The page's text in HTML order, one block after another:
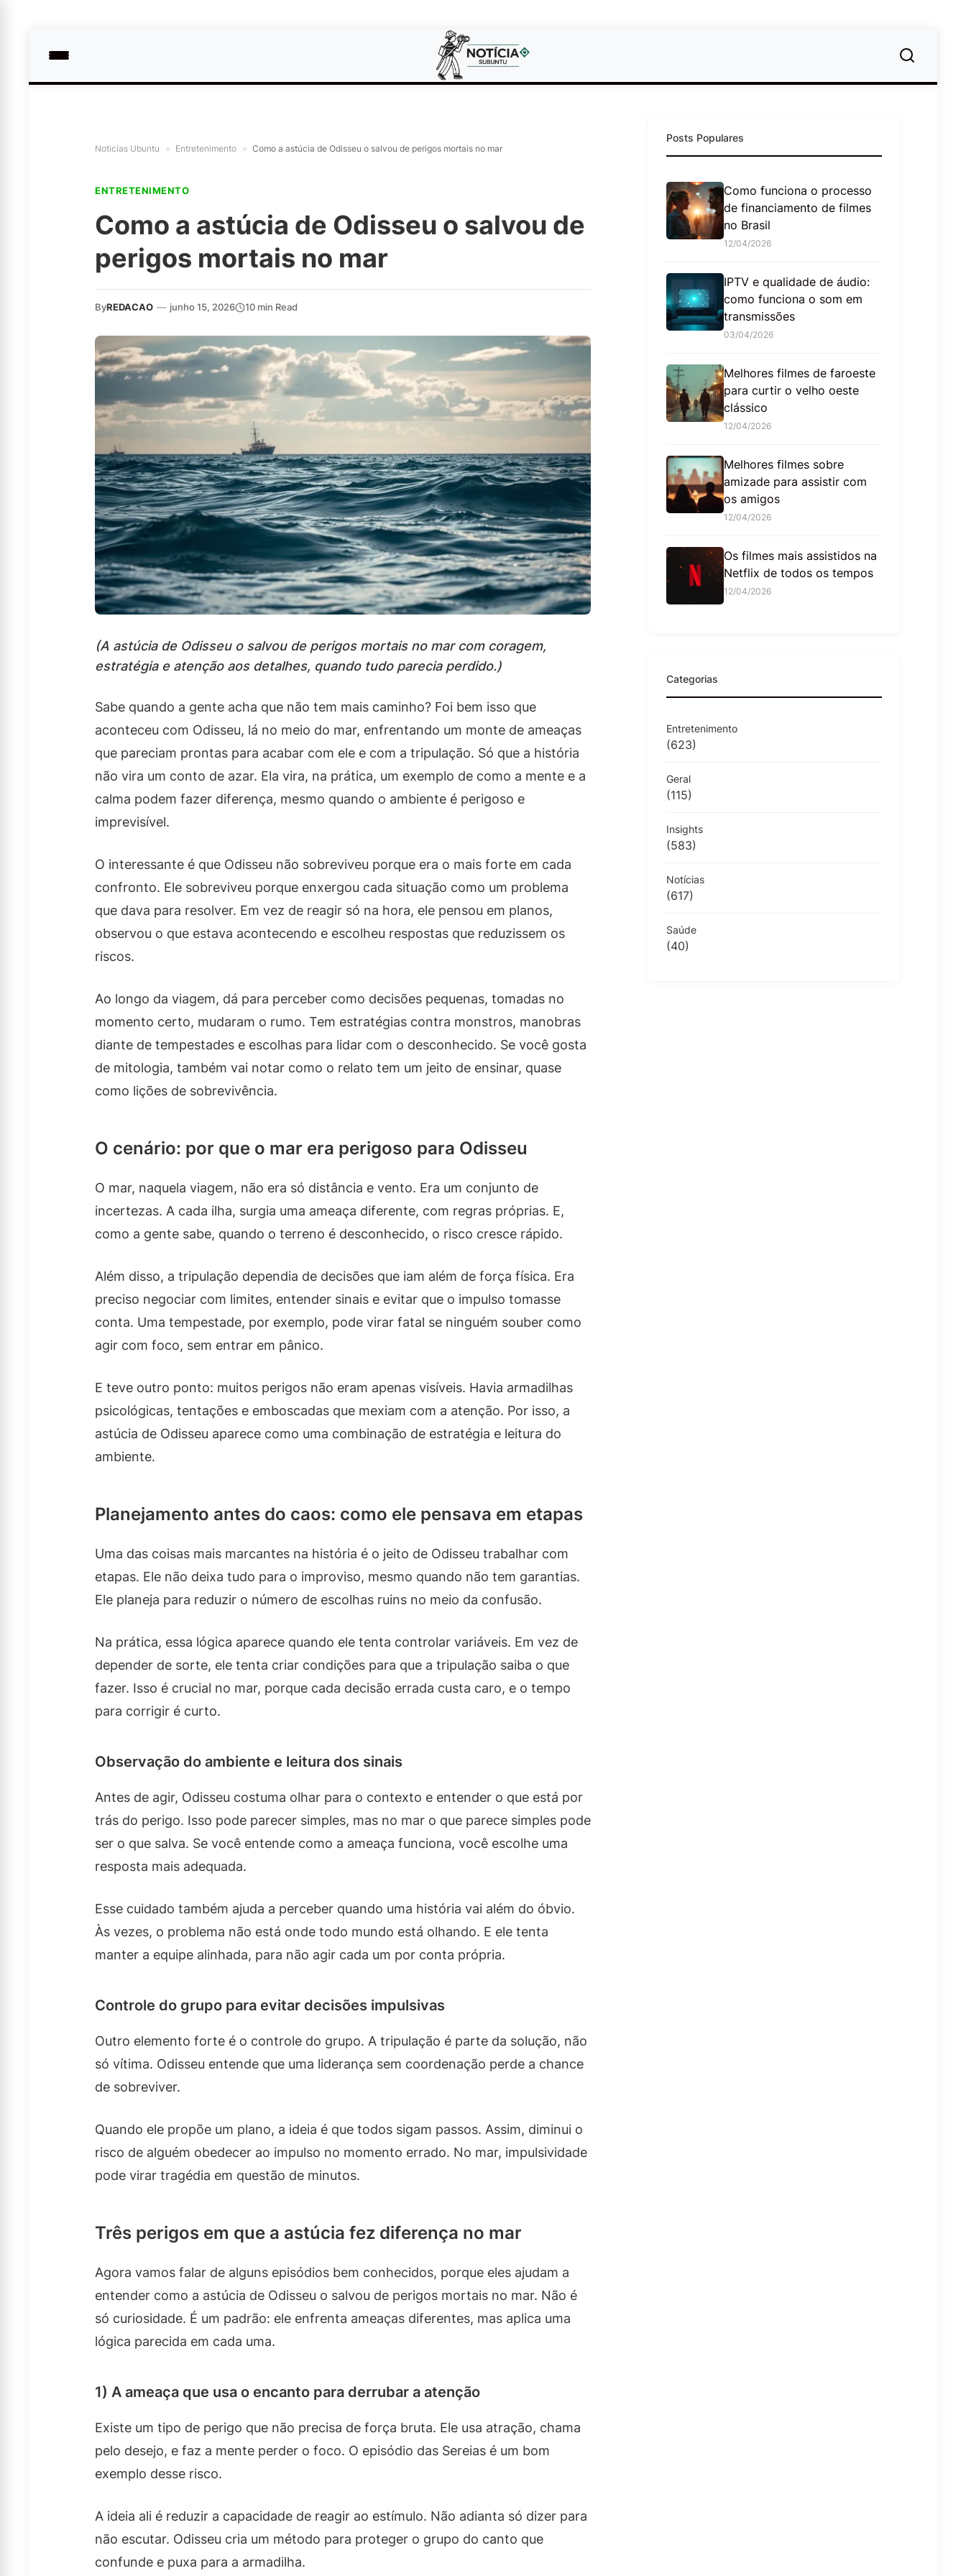
Noticias Ubuntu » Entretenimento » Como a astúcia de Odisseu o salvou de perigos mortais no mar
ENTRETENIMENTO
Como a astúcia de Odisseu o salvou de
perigos mortais no mar
ByREDACAO — junho 15, 2026 10 min Read
(A astúcia de Odisseu o salvou de perigos mortais no mar com coragem,
estratégia e atenção aos detalhes, quando tudo parecia perdido.)
Sabe quando a gente acha que não tem mais caminho? Foi bem isso que
aconteceu com Odisseu, lá no meio do mar, enfrentando um monte de ameaças
que pareciam prontas para acabar com ele e com a tripulação. Só que a história
não vira um conto de azar. Ela vira, na prática, um exemplo de como a mente e a
calma podem fazer diferença, mesmo quando o ambiente é perigoso e
imprevisível.
O interessante é que Odisseu não sobreviveu porque era o mais forte em cada
confronto. Ele sobreviveu porque enxergou cada situação como um problema
que dava para resolver. Em vez de reagir só na hora, ele pensou em planos,
observou o que estava acontecendo e escolheu respostas que reduzissem os
riscos.
Ao longo da viagem, dá para perceber como decisões pequenas, tomadas no
momento certo, mudaram o rumo. Tem estratégias contra monstros, manobras
diante de tempestades e escolhas para lidar com o desconhecido. Se você gosta
de mitologia, também vai notar como o relato tem um jeito de ensinar, quase
como lições de sobrevivência.
O cenário: por que o mar era perigoso para Odisseu
O mar, naquela viagem, não era só distância e vento. Era um conjunto de
incertezas. A cada ilha, surgia uma ameaça diferente, com regras próprias. E,
como a gente sabe, quando o terreno é desconhecido, o risco cresce rápido.
Além disso, a tripulação dependia de decisões que iam além de força física. Era
preciso negociar com limites, entender sinais e evitar que o impulso tomasse
conta. Uma tempestade, por exemplo, pode virar fatal se ninguém souber como
agir com foco, sem entrar em pânico.
E teve outro ponto: muitos perigos não eram apenas visíveis. Havia armadilhas
psicológicas, tentações e emboscadas que mexiam com a atenção. Por isso, a
astúcia de Odisseu aparece como uma combinação de estratégia e leitura do
ambiente.
Planejamento antes do caos: como ele pensava em etapas
Uma das coisas mais marcantes na história é o jeito de Odisseu trabalhar com
etapas. Ele não deixa tudo para o improviso, mesmo quando não tem garantias.
Ele planeja para reduzir o número de escolhas ruins no meio da confusão.
Na prática, essa lógica aparece quando ele tenta controlar variáveis. Em vez de
depender de sorte, ele tenta criar condições para que a tripulação saiba o que
fazer. Isso é crucial no mar, porque cada decisão errada custa caro, e o tempo
para corrigir é curto.
Observação do ambiente e leitura dos sinais
Antes de agir, Odisseu costuma olhar para o contexto e entender o que está por
trás do perigo. Isso pode parecer simples, mas no mar o que parece simples pode
ser o que salva. Se você entende como a ameaça funciona, você escolhe uma
resposta mais adequada.
Esse cuidado também ajuda a perceber quando uma história vai além do óbvio.
Às vezes, o problema não está onde todo mundo está olhando. E ele tenta
manter a equipe alinhada, para não agir cada um por conta própria.
Controle do grupo para evitar decisões impulsivas
Outro elemento forte é o controle do grupo. A tripulação é parte da solução, não
só vítima. Odisseu entende que uma liderança sem coordenação perde a chance
de sobreviver.
Quando ele propõe um plano, a ideia é que todos sigam passos. Assim, diminui o
risco de alguém obedecer ao impulso no momento errado. No mar, impulsividade
pode virar tragédia em questão de minutos.
Três perigos em que a astúcia fez diferença no mar
Agora vamos falar de alguns episódios bem conhecidos, porque eles ajudam a
entender como a astúcia de Odisseu o salvou de perigos mortais no mar. Não é
só curiosidade. É um padrão: ele enfrenta ameaças diferentes, mas aplica uma
lógica parecida em cada uma.
1) A ameaça que usa o encanto para derrubar a atenção
Existe um tipo de perigo que não precisa de força bruta. Ele usa atração, chama
pelo desejo, e faz a mente perder o foco. O episódio das Sereias é um bom
exemplo desse risco.
A ideia ali é reduzir a capacidade de reagir ao estímulo. Não adianta só dizer para
não escutar. Odisseu cria um método para proteger o grupo do canto que
confunde e puxa para a armadilha.
Posts Populares
Como funciona o processo
de financiamento de filmes
no Brasil
12/04/2026
IPTV e qualidade de áudio:
como funciona o som em
transmissões
03/04/2026
Melhores filmes de faroeste
para curtir o velho oeste
clássico
12/04/2026
Melhores filmes sobre
amizade para assistir com
os amigos
12/04/2026
Os filmes mais assistidos na
Netflix de todos os tempos
12/04/2026
Categorias
Entretenimento
(623)
Geral
(115)
Insights
(583)
Notícias
(617)
Saúde
(40)